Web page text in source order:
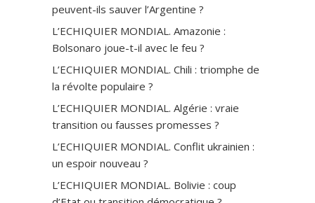
peuvent-ils sauver l’Argentine ?
L’ECHIQUIER MONDIAL. Amazonie :
Bolsonaro joue-t-il avec le feu ?
L’ECHIQUIER MONDIAL. Chili : triomphe de
la révolte populaire ?
L’ECHIQUIER MONDIAL. Algérie : vraie
transition ou fausses promesses ?
L’ECHIQUIER MONDIAL. Conflit ukrainien :
un espoir nouveau ?
L’ECHIQUIER MONDIAL. Bolivie : coup